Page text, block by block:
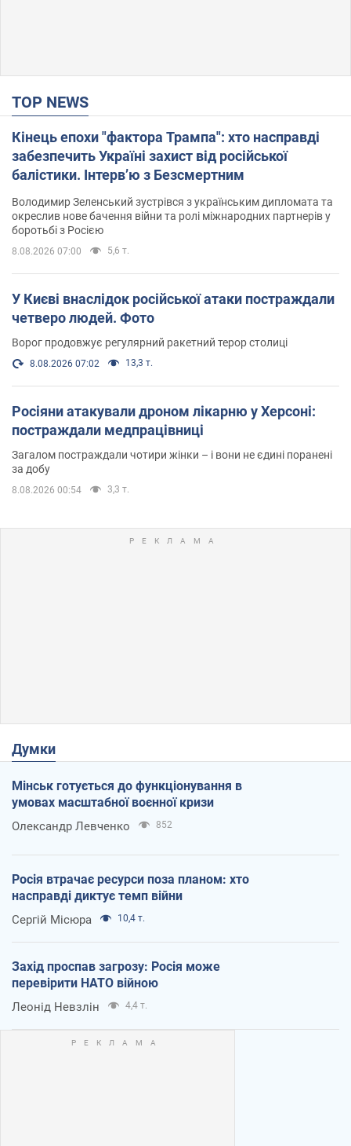
TOP NEWS
Кінець епохи "фактора Трампа": хто насправді
забезпечить Україні захист від російської
балістики. Інтерв’ю з Безсмертним
Володимир Зеленський зустрівся з українським дипломата та
окреслив нове бачення війни та ролі міжнародних партнерів у
боротьбі з Росією
8.08.2026 07:00 5,6 т.
У Києві внаслідок російської атаки постраждали
четверо людей. Фото
Ворог продовжує регулярний ракетний терор столиці
8.08.2026 07:02 13,3 т.
Росіяни атакували дроном лікарню у Херсоні:
постраждали медпрацівниці
Загалом постраждали чотири жінки – і вони не єдині поранені
за добу
8.08.2026 00:54 3,3 т.
Думки
Мінськ готується до функціонування в
умовах масштабної воєнної кризи
Олександр Левченко 852
Росія втрачає ресурси поза планом: хто
насправді диктує темп війни
Сергій Місюра 10,4 т.
Захід проспав загрозу: Росія може
перевірити НАТО війною
Леонід Невзлін 4,4 т.